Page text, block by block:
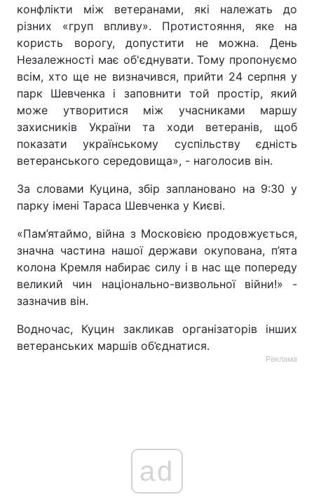
конфлікти між ветеранами, які належать до
різних «груп впливу». Протистояння, яке на
користь ворогу, допустити не можна. День
Незалежності має об'єднувати. Тому пропонуємо
всім, хто ще не визначився, прийти 24 серпня у
парк Шевченка і заповнити той простір, який
може утворитися між учасниками маршу
захисників України та ходи ветеранів, щоб
показати українському суспільству єдність
ветеранського середовища», - наголосив він.
За словами Куцина, збір заплановано на 9:30 у
парку імені Тараса Шевченка у Києві.
«Пам’ятаймо, війна з Московією продовжується,
значна частина нашої держави окупована, п’ята
колона Кремля набирає силу і в нас ще попереду
великий чин національно-визвольної війни!» -
зазначив він.
Водночас, Куцин закликав організаторів інших
ветеранських маршів об’єднатися.
Реклама
ad